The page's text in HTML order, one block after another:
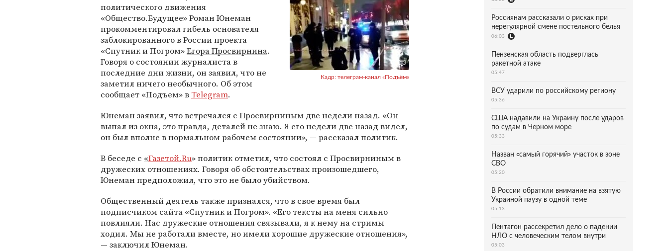
Кадр: телеграм-канал «Подъём»
политического движения
«Общество.Будущее» Роман Юнеман
прокомментировал гибель основателя
заблокированного в России проекта
«Спутник и Погром»Егора Просвирнина.
Говоря о состоянии журналиста в
последние дни жизни, он заявил, что не
заметил ничего необычного. Об этом
сообщает «Подъем» в Telegram.
Юнеман заявил, что встречался с Просвирниным две недели назад. «Он
выпал из окна, это правда, деталей не знаю. Я его недели две назад видел,
он был вполне в нормальном рабочем состоянии», — рассказал политик.
В беседе с «Газетой.Ru» политик отметил, что состоял с Просвирниным в
дружеских отношениях. Говоря об обстоятельствах произошедшего,
Юнеман предположил, что это не было убийством.
Общественный деятель также признался, что в свое время был
подписчиком сайта «Спутник и Погром». «Его тексты на меня сильно
повлияли. Нас дружеские отношения связывали, я к нему на стримы
ходил. Мы не работали вместе, но имели хорошие дружеские отношения»,
— заключил Юнеман.
Россиянам рассказали о рисках при
нерегулярной смене постельного белья
06:03
Пензенская область подверглась
ракетной атаке
05:47
ВСУ ударили по российскому региону
05:36
США надавили на Украину после ударов
по судам в Черном море
05:33
Назван «самый горячий» участок в зоне
СВО
05:20
В России обратили внимание на взятую
Украиной паузу в одной теме
05:13
Пентагон рассекретил дело о падении
НЛО с человеческим телом внутри
05:03